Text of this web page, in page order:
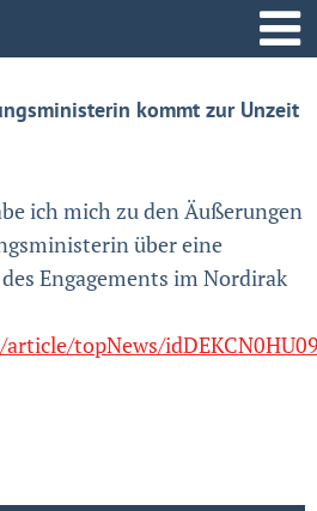
kommt zur Unzeit
ich mich zu den Äußerungen
über eine
Engagements im Nordirak
topNews/